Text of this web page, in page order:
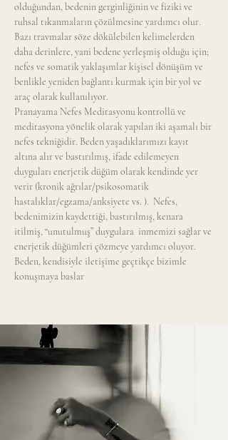
olduğundan, bedenin gerginliğinin ve fiziki ve
ruhsal tıkanmaların çözülmesine yardımcı olur.
Bazı travmalar söze dökülebilen kelimelerden
daha derinlere, yani bedene yerleşmiş olduğu için;
nefes ve somatik yaklaşımlar kişisel dönüşüm ve
benlikle yeniden bağlantı kurmak için bir yol ve
araç olarak kullanılıyor.
Pranayama Nefes Meditasyonu kontrollü ve
meditasyona yönelik olarak yapılan iki aşamalı bir
nefes tekniğidir. Beden yaşadıklarımızı kayıt
altına alır ve bastırılmış, ifade edilemeyen
duyguları enerjetik düğüm olarak kendinde yer
verir (kronik ağrılar/psikosomatik
hastalıklar/egzama/anksiyete vs. ).  Nefes,
bedenimizin kaydettiği, bastırılmış, kenara
itilmiş, “unutulmuş” duygulara  inmemizi sağlar ve
enerjetik düğümleri çözmeye yardımcı oluyor.
Beden, kendisiyle iletişime geçtikçe bizimle
konuşmaya baslar